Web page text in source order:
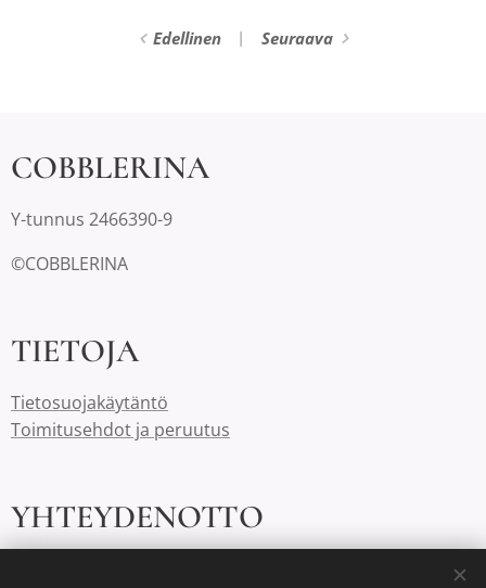
Edellinen Seuraava
COBBLERINA
Y-tunnus 2466390-9
©COBBLERINA
TIETOJA
Tietosuojakäytäntö
Toimitusehdot ja peruutus
YHTEYDENOTTO